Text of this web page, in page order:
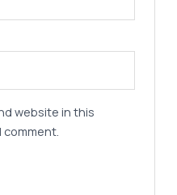
website in this